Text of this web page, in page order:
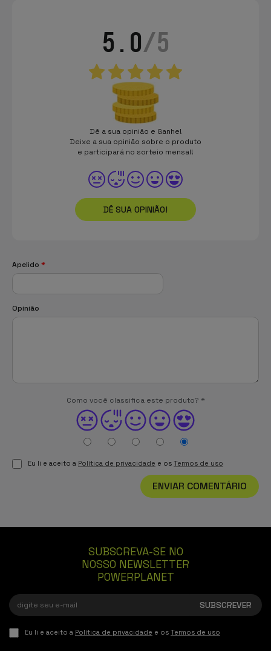
5.0/5
Dê a sua opinião e Ganhe!
Deixe a sua opinião sobre o produto
e participará no sorteio mensal!
DÊ SUA OPINIÃO!
Apelido *
Opinião
Como você classifica este produto? *
Eu li e aceito a Política de privacidade e os Termos de uso
ENVIAR COMENTÁRIO
SUBSCREVA-SE NO
NOSSO NEWSLETTER
POWERPLANET
Eu li e aceito a Política de privacidade e os Termos de uso